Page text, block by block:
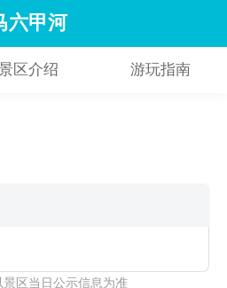
六甲河
区介绍 游玩指南
区当日公示信息为准